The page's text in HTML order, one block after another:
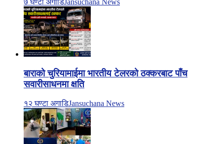
७ घण्टा अगाडिJansuchana News
बाराको चुरियामाईमा भारतीय टेलरको ठक्करबाट पाँच
सवारीसाधनमा क्षति
१२ घण्टा अगाडिJansuchana News